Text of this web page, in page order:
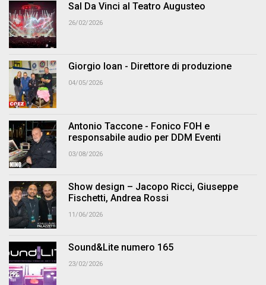
Sal Da Vinci al Teatro Augusteo
26/02/2026
Giorgio Ioan - Direttore di produzione
04/05/2026
Antonio Taccone - Fonico FOH e
responsabile audio per DDM Eventi
03/08/2026
Show design – Jacopo Ricci, Giuseppe
Fischetti, Andrea Rossi
11/06/2026
Sound&Lite numero 165
23/02/2026